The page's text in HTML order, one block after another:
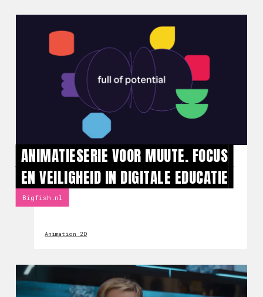
ANIMATIESERIE VOOR MUUTE. FOCUS
EN VEILIGHEID IN DIGITALE EDUCATIE
Bigfish.nl
Animation 2D